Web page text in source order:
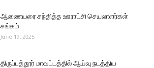
ஆணையரை சந்தித்த ஊராட்சி செயலாளர்கள்
சங்கம்
June 19, 2025
திருப்பத்தூர் மாவட்டத்தில் ஆய்வு நடத்திய